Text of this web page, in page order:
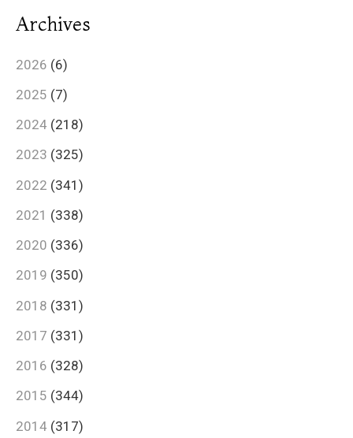
Archives
2026 (6)
2025 (7)
2024 (218)
2023 (325)
2022 (341)
2021 (338)
2020 (336)
2019 (350)
2018 (331)
2017 (331)
2016 (328)
2015 (344)
2014 (317)